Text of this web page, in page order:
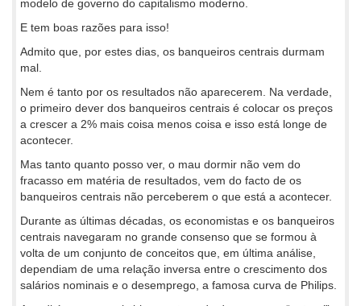
modelo de governo do capitalismo moderno.
E tem boas razões para isso!
Admito que, por estes dias, os banqueiros centrais durmam
mal.
Nem é tanto por os resultados não aparecerem. Na verdade,
o primeiro dever dos banqueiros centrais é colocar os preços
a crescer a 2% mais coisa menos coisa e isso está longe de
acontecer.
Mas tanto quanto posso ver, o mau dormir não vem do
fracasso em matéria de resultados, vem do facto de os
banqueiros centrais não perceberem o que está a acontecer.
Durante as últimas décadas, os economistas e os banqueiros
centrais navegaram no grande consenso que se formou à
volta de um conjunto de conceitos que, em última análise,
dependiam de uma relação inversa entre o crescimento dos
salários nominais e o desemprego, a famosa curva de Philips.